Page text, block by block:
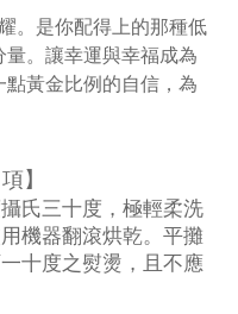
。是你配得上的那種低
。讓幸運與幸福成為
黃金比例的自信，為
】
氏三十度，極輕柔洗
機器翻滾烘乾。平攤
十度之熨燙，且不應